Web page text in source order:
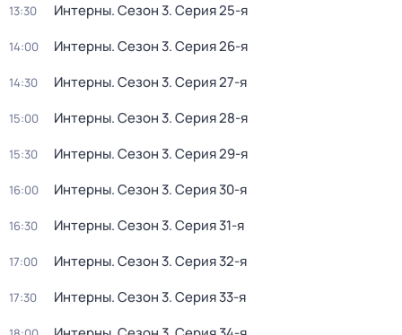
13:30 Интерны. Сезон 3. Серия 25-я
14:00 Интерны. Сезон 3. Серия 26-я
14:30 Интерны. Сезон 3. Серия 27-я
15:00 Интерны. Сезон 3. Серия 28-я
15:30 Интерны. Сезон 3. Серия 29-я
16:00 Интерны. Сезон 3. Серия 30-я
16:30 Интерны. Сезон 3. Серия 31-я
17:00 Интерны. Сезон 3. Серия 32-я
17:30 Интерны. Сезон 3. Серия 33-я